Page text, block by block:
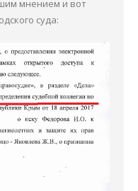
мнением и вот
суда: